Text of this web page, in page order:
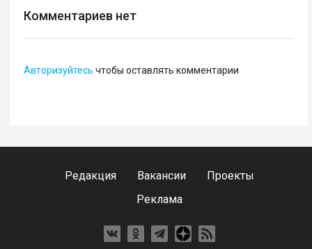
Комментариев нет
Авторизуйтесь чтобы оставлять комментарии
Редакция Вакансии
Проекты
Реклама